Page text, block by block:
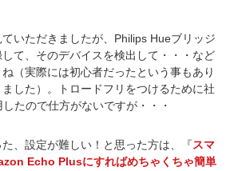
いただきましたが、Philips Hueブリッジ
て、そのデバイスを検出して・・・など
（実際には初心者だったという事もあり
した）。トロードフリをつけるために社
たので仕方がないですが・・・
、設定が難しい！と思った方は、『スマ
Echo Plusにすればめちゃくちゃ簡単